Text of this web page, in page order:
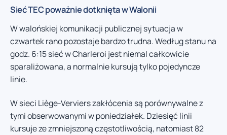
Sieć TEC poważnie dotknięta w Walonii
W walońskiej komunikacji publicznej sytuacja w
czwartek rano pozostaje bardzo trudna. Według stanu na
godz. 6:15 sieć w Charleroi jest niemal całkowicie
sparaliżowana, a normalnie kursują tylko pojedyncze
linie.
W sieci Liège-Verviers zakłócenia są porównywalne z
tymi obserwowanymi w poniedziałek. Dziesięć linii
kursuje ze zmniejszoną częstotliwością, natomiast 82